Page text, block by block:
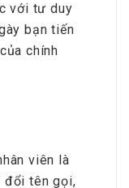
với tư duy
bạn tiến
chính
viên là
đổi tên gọi,